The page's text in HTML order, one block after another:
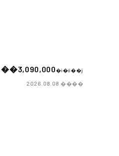
��3,090,000�i�ō��j
2026.08.08����